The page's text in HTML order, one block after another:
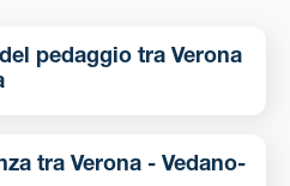
tra Verona
- Vedano-